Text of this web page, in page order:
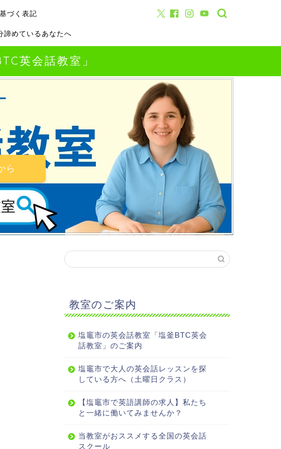
づく表記
諦めているあなたへ
英会話教室」
ら
教室のご案内
塩竈市の英会話教室「塩釜BTC英会
話教室」のご案内
塩竈市で大人の英会話レッスンを探
している方へ（土曜日クラス）
【塩竈市で英語講師の求人】私たち
と一緒に働いてみませんか？
当教室がおススメする全国の英会話
スクール